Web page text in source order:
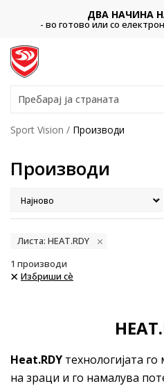
ДВА НАЧИНА
- во готово или со
Пребарај ја страната
Sport Vision Производи
Производи
Листа: HEAT.RDY
1 производи
Избриши сè
Heat.RDY технологијата
на зраци и го намалува